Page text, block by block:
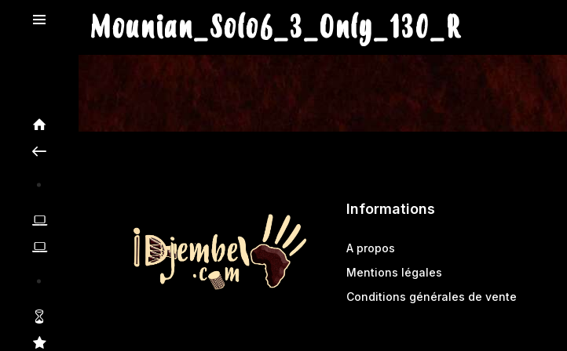
Mounian_Solo6_3_Only_130_R
Informations
A propos
Mentions légales
Conditions générales de vente